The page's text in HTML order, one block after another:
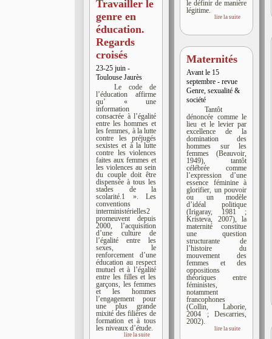
Travailler le
genre en
éducation.
Regards
croisés
23-25 juin -
Toulouse Jaurès
Le code de
l’éducation affirme
qu’ « une
information
consacrée à l’égalité
entre les hommes et
les femmes, à la lutte
contre les préjugés
sexistes et à la lutte
contre les violences
faites aux femmes et
les violences au sein
du couple doit être
dispensée à tous les
stades de la
scolarité.1 ». Les
conventions
interministérielles2
promeuvent depuis
2000, l’acquisition
d’une culture de
l’égalité entre les
sexes, le
renforcement d’une
éducation au respect
mutuel et à l’égalité
entre les filles et les
garçons, les femmes
et les hommes
l’engagement pour
une plus grande
mixité des filières de
formation et à tous
les niveaux d’étude.
lire la suite
le définir de manière
légitime.
lire la suite
Maternités
Avant le 15
septembre - revue
Genre, sexualité &
société
Tantôt
dénoncée comme le
lieu et le levier par
excellence de la
domination des
hommes sur les
femmes (Beauvoir,
1949), tantôt
célébrée comme
l’expression d’une
essence féminine à
glorifier, un pouvoir
ou un modèle
d’idéal politique
(Irigaray, 1981 ;
Kristeva, 2007), la
maternité constitue
une question
structurante de
l’histoire du
mouvement des
femmes et des
oppositions
théoriques entre
féministes,
notamment
francophones
(Collin, Laborie,
2004 ; Descarries,
2002).
lire la suite